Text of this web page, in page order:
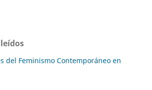
del Feminismo Contemporáneo en